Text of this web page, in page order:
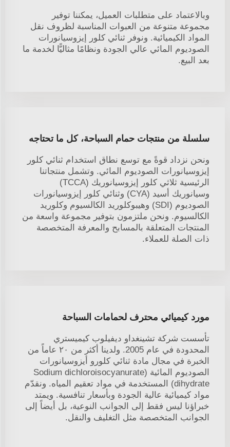
وبالاعتماد على متطلبات العميل، يمكننا توفير
مجموعة متنوعة من العبوات المناسبة لظروف نقل
المواد الكيميائية. ونوفر ثنائي كلور إيزوسيانورات
الصوديوم المائي عالي الجودة ونظامًا مثاليًّا لخدمة ما
بعد البيع.
سلسلة من منتجات حمام السباحة، كل ما تحتاجه
ونحن نزداد قوةً مع توسع نطاق استخدام ثنائي كلور
إيزوسيانورات الصوديوم المائي. وتشمل منتجاتنا
الرئيسية ثلاثي كلور إيزوسيانوريك (TCCA)
وسيانوريك أسيد (CYA) وثنائي كلور إيزوسيانورات
الصوديوم (SDI) وهيبوكلوريد الكالسيوم وكلوريد
الكالسيوم. ونحن ملتزمون بتوفير مجموعة واسعة من
المنتجات المتعلقة بالمسابح والمعرفة المتخصصة
ذات الصلة للعملاء.
مورد كيميائي محترف لحمامات السباحة
تأسست شركة تشينغداو ديفيلوب كيميستري
المحدودة في عام 2005. ولدينا أكثر من ٢٠ عاماً من
الخبرة في مجال مادة ثنائي كلورو أيزوسيانورات
الصوديوم المائية (Sodium dichloroisocyanurate
dihydrate) المستخدمة في مواد تعقيم المياه. ونقدّم
مواد كيميائية عالية الجودة وبأسعار تنافسية. ويمتد
خبراؤنا ليس فقط إلى الجوانب النوعية، بل أيضاً إلى
الجوانب المتخصصة مثل التغليف والنقل.